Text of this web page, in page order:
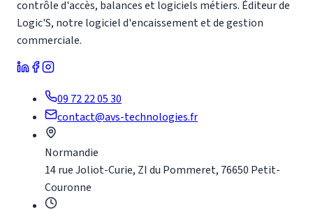
contrôle d'accès, balances et logiciels métiers. Éditeur de
Logic'S, notre logiciel d'encaissement et de gestion
commerciale.
09 72 22 05 30
contact@avs-technologies.fr
Normandie
14 rue Joliot-Curie, ZI du Pommeret, 76650 Petit-
Couronne